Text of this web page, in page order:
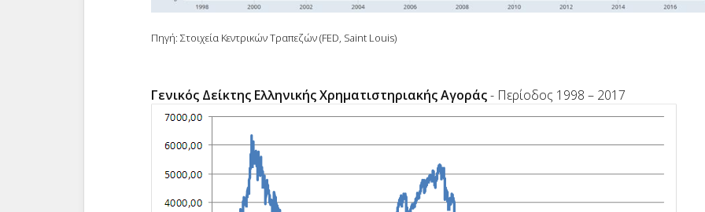
Πηγή: Στοιχεία Κεντρικών Τραπεζών (FED, Saint Louis)
Γενικός Δείκτης Ελληνικής Χρηματιστηριακής Αγοράς- Περίοδος 1998 – 2017